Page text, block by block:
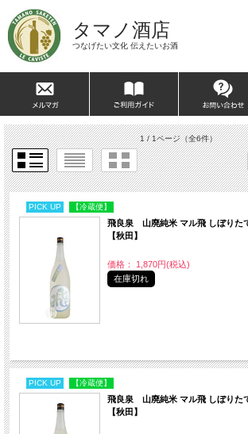
タマノ酒店
つなげたい文化 伝えたいお酒
1 / 1ページ（全6件）
PICK UP 【冷蔵便】
飛良泉 山廃純米 マル飛 しぼり
【秋田】
価格： 1,870円(税込)
在庫切れ
PICK UP 【冷蔵便】
飛良泉 山廃純米 マル飛 しぼり
【秋田】